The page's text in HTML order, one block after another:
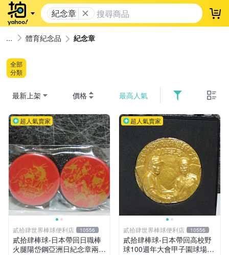
紀念章 登
體育紀念品 紀念章
全部
分類
最新上架 價格 最高人氣
超人氣賣家
貳拾肆世界棒球便利店 10556
貳拾肆棒球-日本帶回日職棒
火腿陽岱鋼亞洲日紀念章兩個
超人氣賣家
貳拾肆世界棒球便利店 10556
貳拾肆棒球-日本帶回高校野
球100週年大會甲子園球場紀